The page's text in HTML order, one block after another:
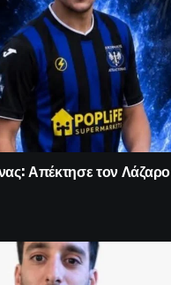
Απέκτησε τον Λάζαρο